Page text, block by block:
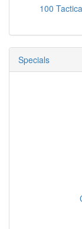
100
Specials